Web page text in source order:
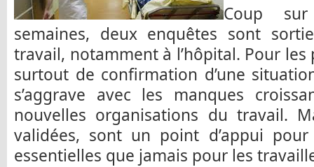
Coup
semaines, deux enquêtes sont
travail, notamment à l’hôpital. Pour les
surtout de confirmation d’une
s’aggrave avec les manques
nouvelles organisations du travail.
validées, sont un point d’appui
essentielles que jamais pour les